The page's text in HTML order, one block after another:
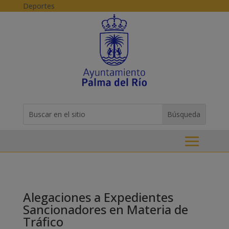
Skip to content
Deportes
for...
Alegaciones a Expedientes
Sancionadores en Materia de
Tráfico